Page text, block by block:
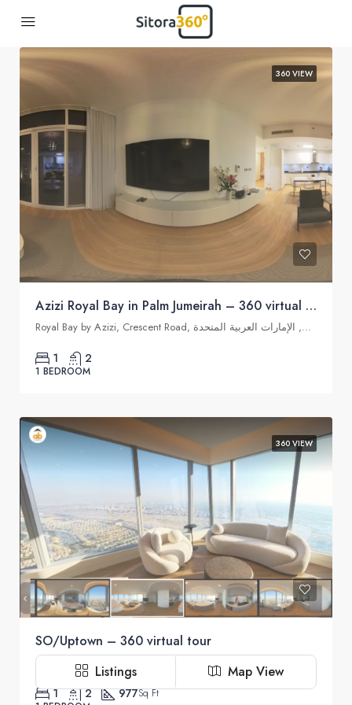
360 VIEW
Azizi Royal Bay in Palm Jumeirah – 360 virtual tour
Royal Bay by Azizi, Crescent Road, نخلة جميرا, دبي, الإمارات العربية المتحدة
1 2
1 BEDROOM
360 VIEW
SO/Uptown – 360 virtual tour
أبتون دبي, الثنية 5, دبي, الإمارات العربية المتحدة
1 2 977Sq Ft
Listings Map View